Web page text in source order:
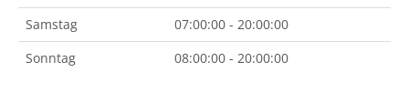
Samstag
07:00:00 - 20:00:00
Sonntag
08:00:00 - 20:00:00